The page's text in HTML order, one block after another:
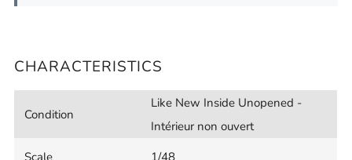
CHARACTERISTICS
Condition
Like New Inside Unopened -
Intérieur non ouvert
Scale
1/48